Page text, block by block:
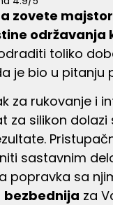
zovete
održavanja
toliko
je bio u pitanju
za rukovanje i
za silikon
sastavnim
popravka sa
bezbednija za